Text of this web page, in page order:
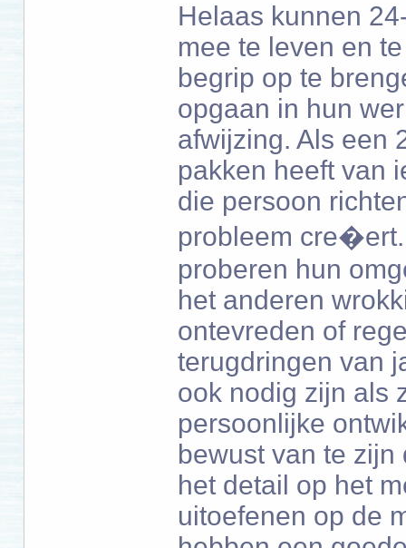
Helaas kunnen
mee te leven en
begrip op te
opgaan in hun
afwijzing. Als een
pakken heeft van
die persoon
probleem
proberen hun
het anderen
ontevreden of
terugdringen van
ook nodig zijn als
persoonlijke
bewust van te
het detail op het
uitoefenen op de